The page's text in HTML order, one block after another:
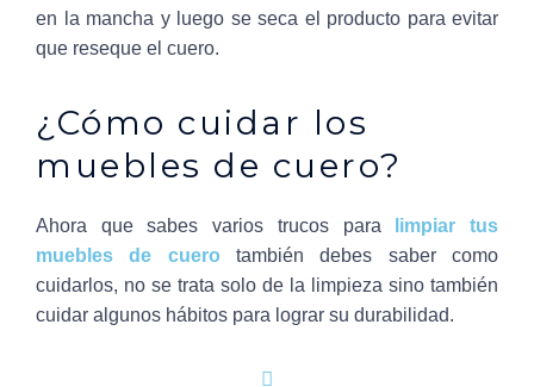
en la mancha y luego se seca el producto para evitar
que reseque el cuero.
¿Cómo cuidar los
muebles de cuero?
Ahora que sabes varios trucos para
limpiar tus
muebles de cuero también debes saber como
cuidarlos, no se trata solo de la limpieza sino también
cuidar algunos hábitos para lograr su durabilidad.